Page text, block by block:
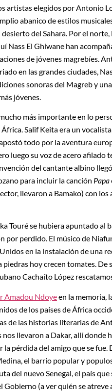
artistas elegidos por Antonio
abanico de estilos
del Sahara. Por el norte,
Nass El Ghiwane han
de jóvenes magrebíes.
en las grandes ciudades,
sonoras del Magreb y
jóvenes.
más importante en lo
Salif Keita era un
todo por la aventura
luego su voz de acero
del cantante albino
para incluir la canción Papa
llevaron a Bamako) con
Touré se hubiera apuntado al
por perdido. El músico de
en la instalación de una
piedras hoy crecen tomates.
Cachaíto López
Amadou Ndoyeen la memoria,
de los países de África
de las historias literarias de
nos llevaron a Dakar, allí donde
la pérdida del amigo que se fue.
el barrio popular y
del nuevo Senegal, el país
(a ver quién se